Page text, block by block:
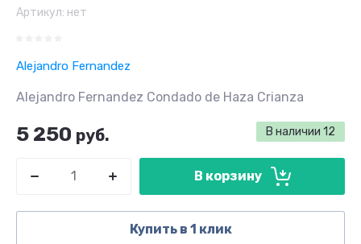
Артикул: нет
Alejandro Fernandez
Alejandro Fernandez Condado de Haza Crianza
В наличии 12
5 250 руб.
В корзину
Купить в 1 клик